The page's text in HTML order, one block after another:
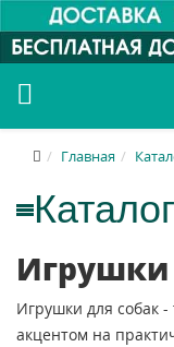
Главная
Игрушки
Игрушки для собак
акцентом на